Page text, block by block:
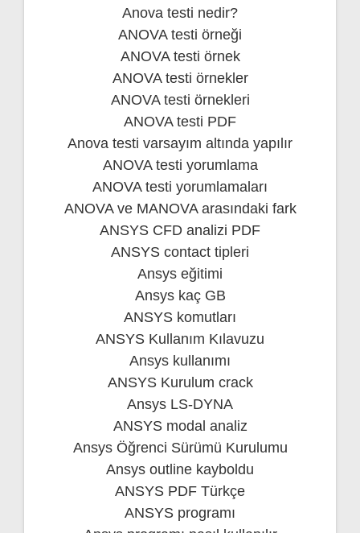
Anova testi nedir?
ANOVA testi örneği
ANOVA testi örnek
ANOVA testi örnekler
ANOVA testi örnekleri
ANOVA testi PDF
Anova testi varsayım altında yapılır
ANOVA testi yorumlama
ANOVA testi yorumlamaları
ANOVA ve MANOVA arasındaki fark
ANSYS CFD analizi PDF
ANSYS contact tipleri
Ansys eğitimi
Ansys kaç GB
ANSYS komutları
ANSYS Kullanım Kılavuzu
Ansys kullanımı
ANSYS Kurulum crack
Ansys LS-DYNA
ANSYS modal analiz
Ansys Öğrenci Sürümü Kurulumu
Ansys outline kayboldu
ANSYS PDF Türkçe
ANSYS programı